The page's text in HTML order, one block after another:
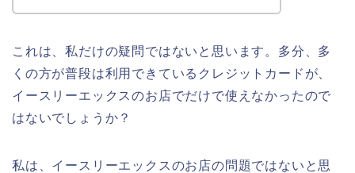
これは、私だけの疑問ではないと思います。多分、多
くの方が普段は利用できているクレジットカードが、
イースリーエックスのお店でだけで使えなかったので
はないでしょうか？
私は、イースリーエックスのお店の問題ではないと思